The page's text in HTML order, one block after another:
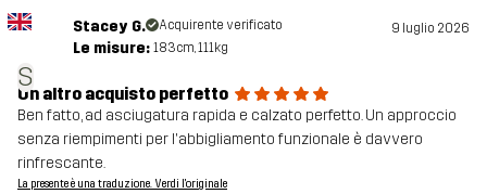
S
Stacey G. Acquirente verificato 9 luglio 2026
Le misure: 183cm, 111kg
Un altro acquisto perfetto
Ben fatto, ad asciugatura rapida e calzato perfetto. Un approccio
senza riempimenti per l'abbigliamento funzionale è davvero
rinfrescante.
La presente è una traduzione. Verdi l'originale